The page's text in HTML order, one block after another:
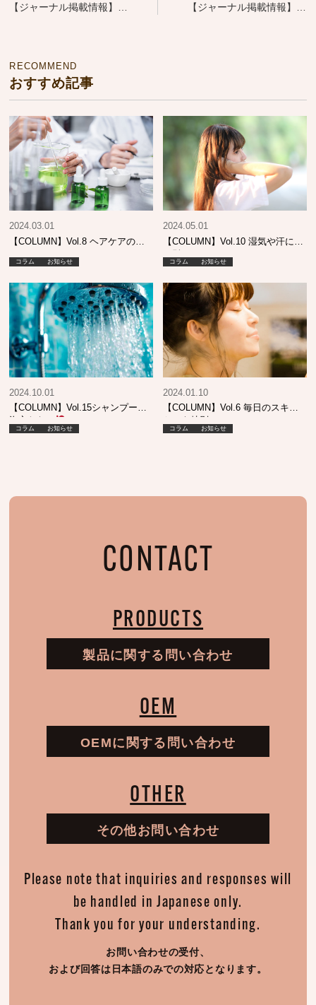
【ジャーナル掲載情報】女
【ジャーナル掲載情報】
RECOMMEND
おすすめ記事
【COLUMN】Vol.8 ヘアケアの…
2024.03.01
コラム お知らせ
【COLUMN】Vol.10 湿気や汗に強
い髪って？
2024.05.01
コラム お知らせ
【COLUMN】Vol.15シャンプーが
泡立たない
2024.10.01
コラム お知らせ
【COLUMN】Vol.6 毎日のスキン
ケアを特別に
2024.01.10
コラム お知らせ
CONTACT
PRODUCTS
製品に関する問い合わせ
OEM
OEMに関する問い合わせ
OTHER
その他お問い合わせ
Please note that inquiries and responses will
be handled in Japanese only.
Thank you for your understanding.
お問い合わせの受付、
および回答は日本語のみでの対応となります。